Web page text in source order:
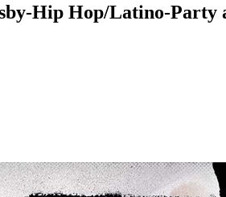
Hip Hop/Latino-Party